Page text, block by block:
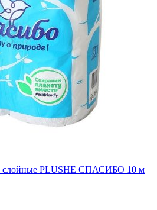
слойные PLUSHE СПАСИБО 10 м